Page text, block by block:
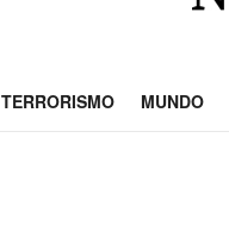
TERRORISMO MUNDO